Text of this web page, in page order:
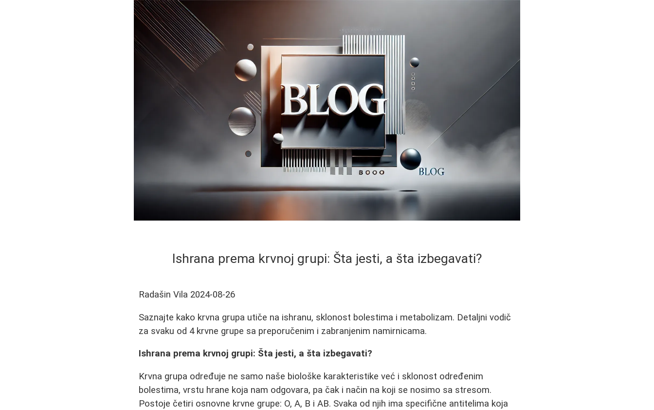
Ishrana prema krvnoj grupi: Šta jesti, a šta izbegavati?
Radašin Vila 2024-08-26
Saznajte kako krvna grupa utiče na ishranu, sklonost bolestima i metabolizam. Detaljni vodič
za svaku od 4 krvne grupe sa preporučenim i zabranjenim namirnicama.
Ishrana prema krvnoj grupi: Šta jesti, a šta izbegavati?
Krvna grupa određuje ne samo naše biološke karakteristike već i sklonost određenim
bolestima, vrstu hrane koja nam odgovara, pa čak i način na koji se nosimo sa stresom.
Postoje četiri osnovne krvne grupe: O, A, B i AB. Svaka od njih ima specifične antitelima koja